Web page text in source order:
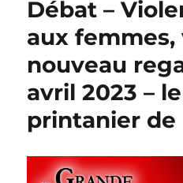
Débat –
aux femmes,
nouveau
avril 2023 –
printanier de